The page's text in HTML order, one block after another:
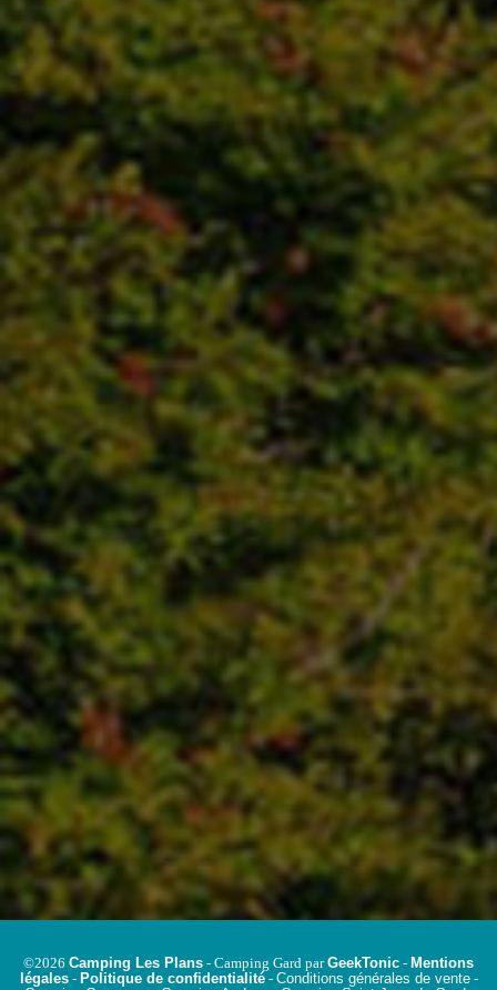
©2026 Camping Les Plans - Camping Gard parGeekTonic - Mentions
légales- Politique de confidentialité- Conditions générales de vente-